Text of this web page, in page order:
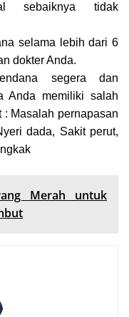
sebaiknya tidak
selama lebih dari 6
dokter Anda.
segera dan
Anda memiliki salah
Masalah pernapasan
dada, Sakit perut,
Merah untuk